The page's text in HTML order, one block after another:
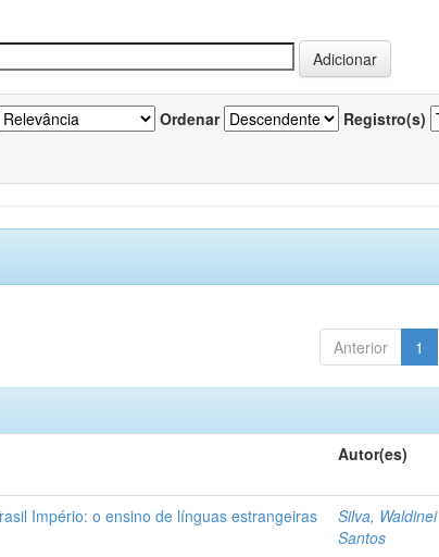
Ordenar Registro(s)
Anterior 1
Autor(es)
Império: o ensino de línguas estrangeiras
Silva, Waldinei
Santos